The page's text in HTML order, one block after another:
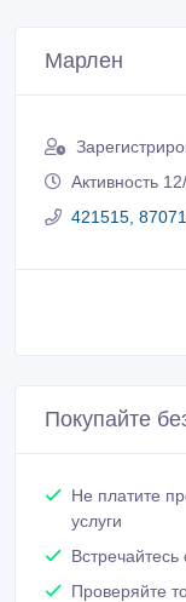
Марлен
Активность
421515,
Покупайте
Не платите
услуги
Проверяйте